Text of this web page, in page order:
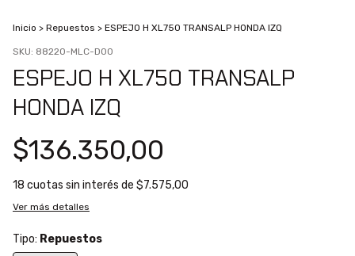
Inicio > Repuestos > ESPEJO H XL750 TRANSALP HONDA IZQ
SKU: 88220-MLC-D00
ESPEJO H XL750 TRANSALP
HONDA IZQ
$136.350,00
18 cuotas sin interés de $7.575,00
Ver más detalles
Tipo: Repuestos